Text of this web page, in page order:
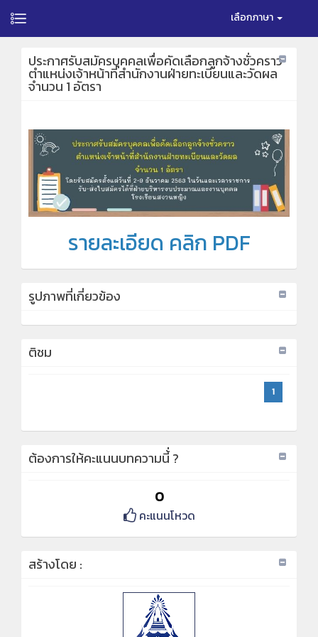
เลือกภาษา
ประกาศรับสมัครบุคคลเพื่อคัดเลือกลูกจ้างชั่วคราว
ตำแหน่งเจ้าหน้าที่สำนักงานฝ่ายทะเบียนและวัดผล
จำนวน 1 อัตรา
รายละเอียด คลิก PDF
รูปภาพที่เกี่ยวข้อง
ติชม
1
ต้องการให้คะแนนบทความนี้่ ?
0
คะแนนโหวด
สร้างโดย :